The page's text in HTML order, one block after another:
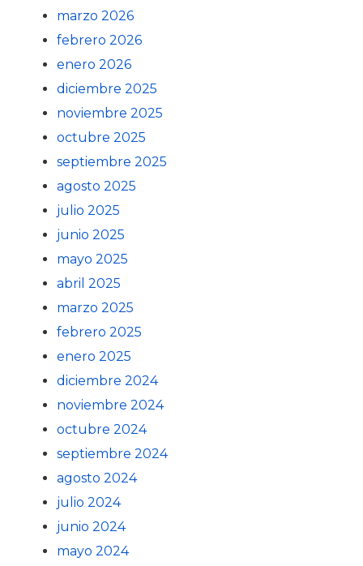
marzo 2026
febrero 2026
enero 2026
diciembre 2025
noviembre 2025
octubre 2025
septiembre 2025
agosto 2025
julio 2025
junio 2025
mayo 2025
abril 2025
marzo 2025
febrero 2025
enero 2025
diciembre 2024
noviembre 2024
octubre 2024
septiembre 2024
agosto 2024
julio 2024
junio 2024
mayo 2024